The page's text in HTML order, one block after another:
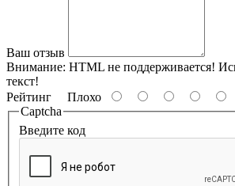
Ваш отзыв
Внимание: HTML не поддерживается!
текст!
Рейтинг Плохо
Captcha
Введите код